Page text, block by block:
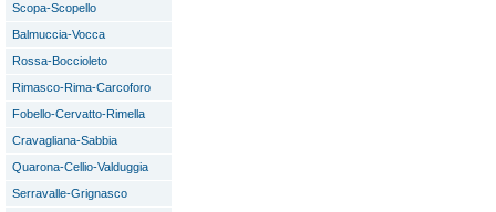
Scopa-Scopello
Balmuccia-Vocca
Rossa-Boccioleto
Rimasco-Rima-Carcoforo
Fobello-Cervatto-Rimella
Cravagliana-Sabbia
Quarona-Cellio-Valduggia
Serravalle-Grignasco